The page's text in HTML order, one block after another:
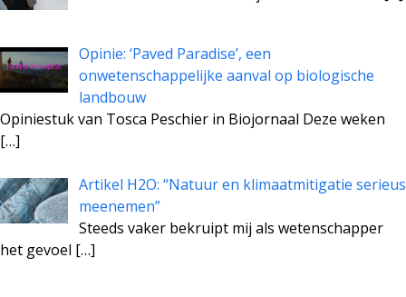
Opinie: ‘Paved Paradise’, een
onwetenschappelijke aanval op biologische
landbouw
Opiniestuk van Tosca Peschier in Biojornaal Deze weken
[…]
Artikel H2O: “Natuur en klimaatmitigatie serieus
meenemen”
Steeds vaker bekruipt mij als wetenschapper
het gevoel […]